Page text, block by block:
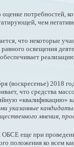
потребностей,
чем
что некоторые
освещения
(воскресенье) 2018
что средства
«квалификацию»
указанные кандидаты
мнения,
еще при
положения ко всем